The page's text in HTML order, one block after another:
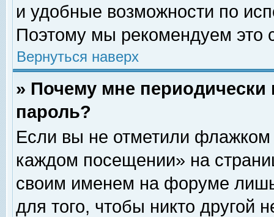
и удобные возможности по
Поэтому мы рекомендуем это
Вернуться наверх
» Почему мне
пароль?
Если вы не отметили флажком
каждом посещении» на
своим именем на форуме
для того, чтобы никто другой